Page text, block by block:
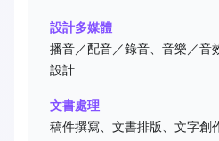
設計多媒體
播音／配音／錄音、音樂／音
設計
文書處理
稿件撰寫、文書排版、文字創